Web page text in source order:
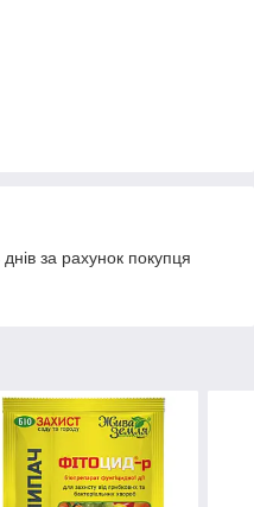
за рахунок покупця